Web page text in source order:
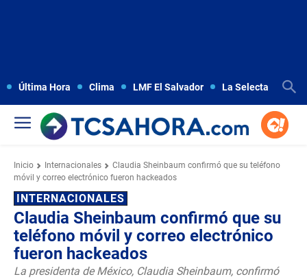
Última Hora Clima LMF El Salvador La Selecta
Inicio Internacionales
Claudia Sheinbaum confirmó que su teléfono
móvil y correo electrónico fueron hackeados
INTERNACIONALES
Claudia Sheinbaum confirmó que su
teléfono móvil y correo electrónico
fueron hackeados
La presidenta de México, Claudia Sheinbaum, confirmó